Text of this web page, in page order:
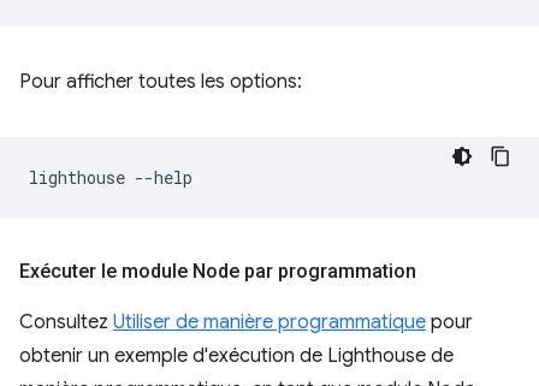
Pour afficher toutes les options:
lighthouse
Exécuter le module Node par programmation
Consultez Utiliser de manière programmatique pour
obtenir un exemple d'exécution de Lighthouse de